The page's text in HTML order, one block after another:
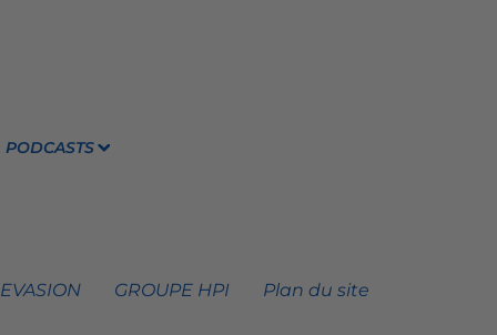
PODCASTS
GROUPE HPI Plan du site